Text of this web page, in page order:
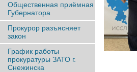
Общественная приёмная
Губернатора
Прокурор разъясняет
закон
График работы
прокуратуры ЗАТО г.
Снежинска